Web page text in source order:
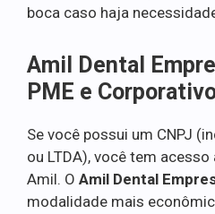
boca caso haja
Amil Dental
PME e
Se você possui um CNPJ
ou LTDA), você tem acesso
Amil. O Amil Dental
modalidade mais